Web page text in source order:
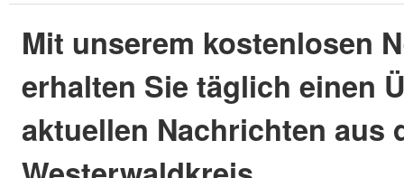
Mit unserem kostenlosen
erhalten Sie täglich einen
aktuellen Nachrichten aus